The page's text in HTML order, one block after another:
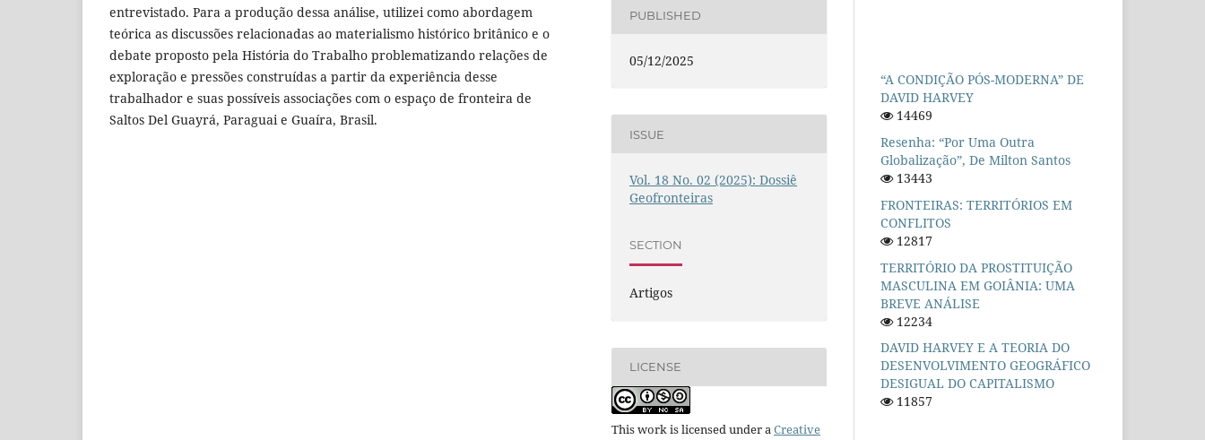
entrevistado. Para a produção dessa análise, utilizei como abordagem
teórica as discussões relacionadas ao materialismo histórico britânico e o
debate proposto pela História do Trabalho problematizando relações de
exploração e pressões construídas a partir da experiência desse
trabalhador e suas possíveis associações com o espaço de fronteira de
Saltos Del Guayrá, Paraguai e Guaíra, Brasil.
PUBLISHED
05/12/2025
ISSUE
Vol. 18 No. 02 (2025): Dossiê
Geofronteiras
SECTION
Artigos
LICENSE
This work is licensed under a Creative
“A CONDIÇÃO PÓS-MODERNA” DE
DAVID HARVEY
14469
Resenha: “Por Uma Outra
Globalização”, De Milton Santos
13443
FRONTEIRAS: TERRITÓRIOS EM
CONFLITOS
12817
TERRITÓRIO DA PROSTITUIÇÃO
MASCULINA EM GOIÂNIA: UMA
BREVE ANÁLISE
12234
DAVID HARVEY E A TEORIA DO
DESENVOLVIMENTO GEOGRÁFICO
DESIGUAL DO CAPITALISMO
11857